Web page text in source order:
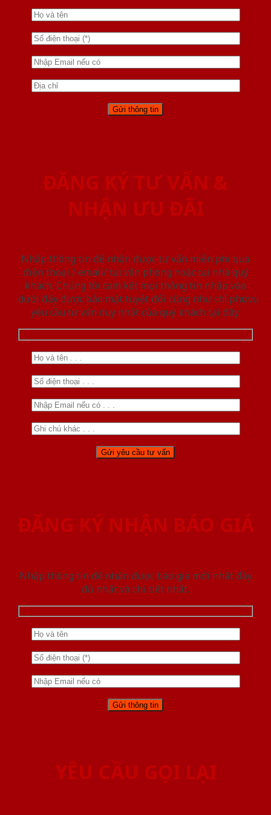
ĐĂNG KÝ TƯ VẤN &
NHẬN ƯU ĐÃI
Nhập thông tin để nhận được tư vấn miễn phí qua
điện thoại / email/ tại văn phòng hoặc tại nhà quý
khách. Chúng tôi cam kết mọi thông tin nhập vào
dưới đây được bảo mật tuyệt đối cũng như chỉ phục vụ
yêu cầu tư vấn duy nhất của quý khách tại đây.
ĐĂNG KÝ NHẬN BÁO GIÁ
Nhập thông tin để nhận được báo giá mới nhât đầy
đủ nhất và chi tiết nhất.
YÊU CẦU GỌI LẠI